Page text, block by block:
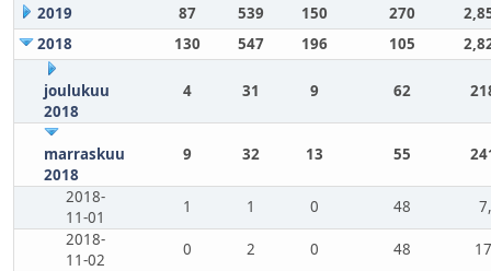
2019
87 539 150 270
2018
130 547 196 105
joulukuu
2018
4 31 9 62
marraskuu
2018
9 32 13 55
2018-
11-01
1 1 0 48
2018-
11-02
0 2 0 48